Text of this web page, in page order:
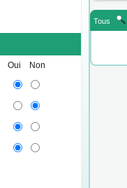
Oui Non
Tous